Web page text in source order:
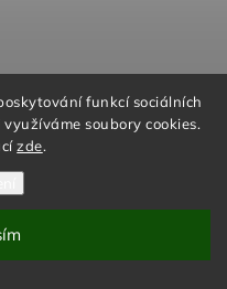
funkcí sociálních
soubory cookies.
zde.
a ♻️eko
10 let